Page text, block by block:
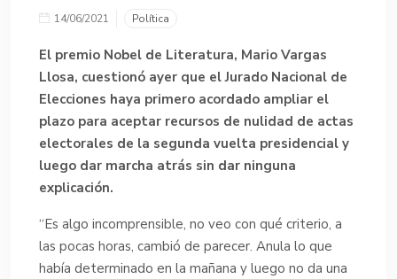
14/06/2021 Política
El premio Nobel de Literatura, Mario Vargas
Llosa, cuestionó ayer que el Jurado Nacional de
Elecciones haya primero acordado ampliar el
plazo para aceptar recursos de nulidad de actas
electorales de la segunda vuelta presidencial y
luego dar marcha atrás sin dar ninguna
explicación.
“Es algo incomprensible, no veo con qué criterio, a
las pocas horas, cambió de parecer. Anula lo que
había determinado en la mañana y luego no da una